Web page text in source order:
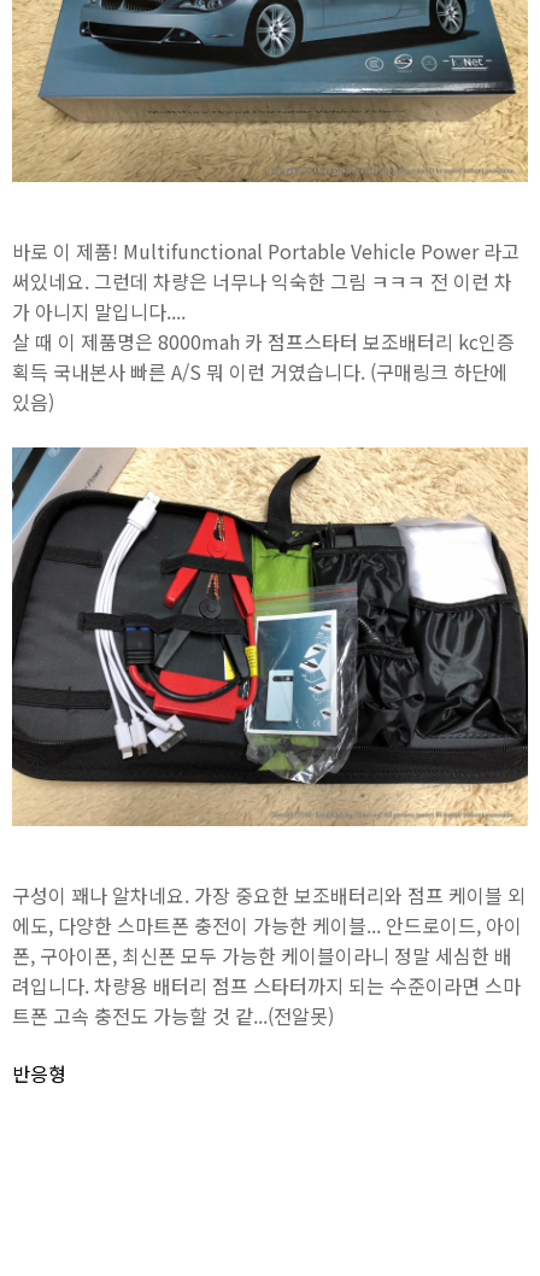
바로 이 제품! Multifunctional Portable Vehicle Power 라고
써있네요. 그런데 차량은 너무나 익숙한 그림 ㅋㅋㅋ 전 이런 차
가 아니지 말입니다....
살 때 이 제품명은 8000mah 카 점프스타터 보조배터리 kc인증
획득 국내본사 빠른 A/S 뭐 이런 거였습니다. (구매링크 하단에
있음)
구성이 꽤나 알차네요. 가장 중요한 보조배터리와 점프 케이블 외
에도, 다양한 스마트폰 충전이 가능한 케이블... 안드로이드, 아이
폰, 구아이폰, 최신폰 모두 가능한 케이블이라니 정말 세심한 배
려입니다. 차량용 배터리 점프 스타터까지 되는 수준이라면 스마
트폰 고속 충전도 가능할 것 같...(전알못)
반응형